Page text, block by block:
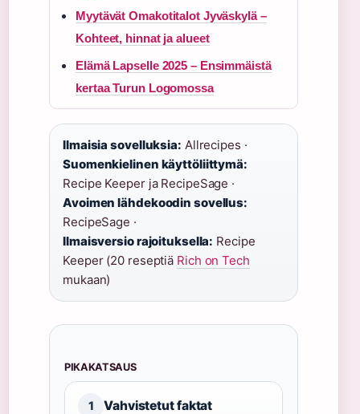
Myytävät Omakotitalot Jyväskylä –
Kohteet, hinnat ja alueet
Elämä Lapselle 2025 – Ensimmäistä
kertaa Turun Logomossa
Ilmaisia sovelluksia: Allrecipes ·
Suomenkielinen käyttöliittymä:
Recipe Keeper ja RecipeSage ·
Avoimen lähdekoodin sovellus:
RecipeSage ·
Ilmaisversio rajoituksella: Recipe
Keeper (20 reseptiä Rich on Tech
mukaan)
PIKAKATSAUS
1 Vahvistetut faktat